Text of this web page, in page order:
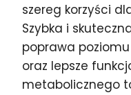
szereg korzyści
Szybka i
poprawa
oraz lepsze
metabolicznego